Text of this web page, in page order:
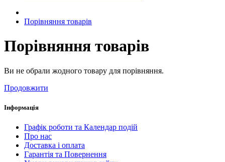
Порівняння товарів
Порівняння товарів
Ви не обрали жодного товару для порівняння.
Продовжити
Інформація
Графік роботи та Календар подій
Про нас
Доставка і оплата
Гарантія та Повернення